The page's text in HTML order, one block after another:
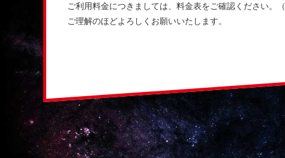
ご利用料金につきましては、料金表をご確認ください。（
ご理解のほどよろしくお願いいたします。